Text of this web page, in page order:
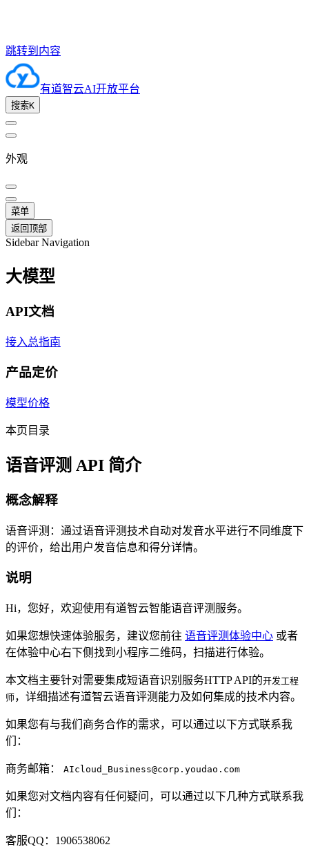
跳转到内容
有道智云AI开放平台
搜索K
外观
菜单
返回顶部
Sidebar Navigation
大模型
API文档
接入总指南
产品定价
模型价格
本页目录
语音评测 API 简介
概念解释
语音评测：通过语音评测技术自动对发音水平进行不同维度下
的评价，给出用户发音信息和得分详情。
说明
Hi，您好，欢迎使用有道智云智能语音评测服务。
如果您想快速体验服务，建议您前往 语音评测体验中心 或者
在体验中心右下侧找到小程序二维码，扫描进行体验。
本文档主要针对需要集成短语音识别服务HTTP API的开发工程
师，详细描述有道智云语音评测能力及如何集成的技术内容。
如果您有与我们商务合作的需求，可以通过以下方式联系我
们：
商务邮箱： AIcloud_Business@corp.youdao.com
如果您对文档内容有任何疑问，可以通过以下几种方式联系我
们：
客服QQ：1906538062